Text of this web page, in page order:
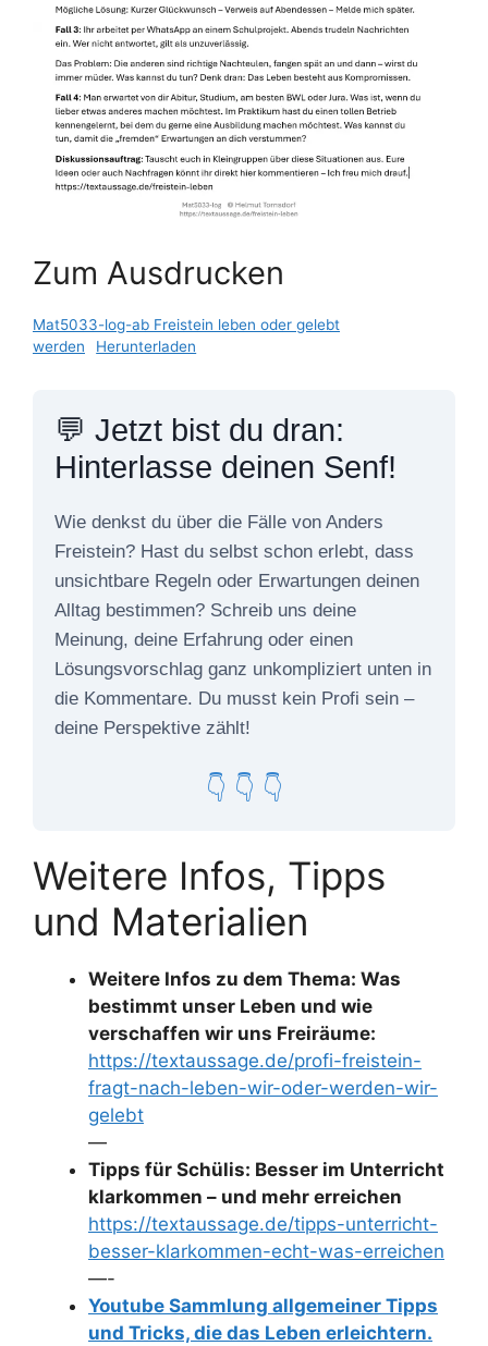
Zum Ausdrucken
Mat5033-log-ab Freistein leben oder gelebt
werden
Herunterladen
💬 Jetzt bist du dran:
Hinterlasse deinen Senf!
Wie denkst du über die Fälle von Anders
Freistein? Hast du selbst schon erlebt, dass
unsichtbare Regeln oder Erwartungen deinen
Alltag bestimmen? Schreib uns deine
Meinung, deine Erfahrung oder einen
Lösungsvorschlag ganz unkompliziert unten in
die Kommentare. Du musst kein Profi sein –
deine Perspektive zählt!
👇 👇 👇
Weitere Infos, Tipps
und Materialien
Weitere Infos zu dem Thema: Was
bestimmt unser Leben und wie
verschaffen wir uns Freiräume:
https://textaussage.de/profi-freistein-
fragt-nach-leben-wir-oder-werden-wir-
gelebt
—
Tipps für Schülis: Besser im Unterricht
klarkommen – und mehr erreichen
https://textaussage.de/tipps-unterricht-
besser-klarkommen-echt-was-erreichen
—-
Youtube Sammlung allgemeiner Tipps
und Tricks, die das Leben erleichtern.